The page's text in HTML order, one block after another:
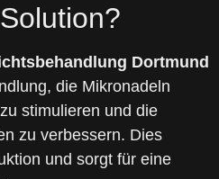
Dortmund
die Mikronadeln
stimulieren und die
zu verbessern. Dies
und sorgt für eine